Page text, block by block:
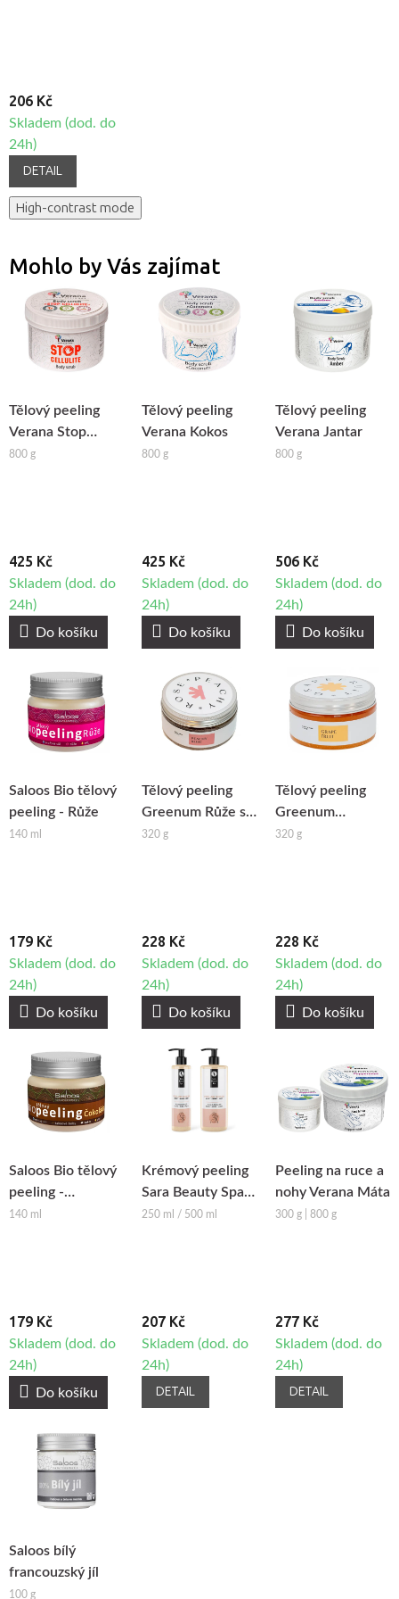
206 Kč
Skladem (dod. do
24h)
DETAIL
High-contrast mode
Mohlo by Vás zajímat
Tělový peeling
Verana Stop
Celulitidě
800 g
425 Kč
Skladem (dod. do
24h)
Do košíku
Tělový peeling
Verana Kokos
800 g
425 Kč
Skladem (dod. do
24h)
Do košíku
Tělový peeling
Verana Jantar
800 g
506 Kč
Skladem (dod. do
24h)
Do košíku
Saloos Bio tělový
peeling - Růže
140 ml
179 Kč
Skladem (dod. do
24h)
Do košíku
Tělový peeling
Greenum Růže se
solí a aloe vera
320 g
228 Kč
Skladem (dod. do
24h)
Do košíku
Tělový peeling
Greenum
Grapefruit se solí
320 g
228 Kč
Skladem (dod. do
24h)
Do košíku
Saloos Bio tělový
peeling -
Čokoláda
140 ml
179 Kč
Skladem (dod. do
24h)
Do košíku
Krémový peeling
Sara Beauty Spa -
Scrub
250 ml / 500 ml
207 Kč
Skladem (dod. do
24h)
DETAIL
Peeling na ruce a
nohy Verana Máta
300 g | 800 g
277 Kč
Skladem (dod. do
24h)
DETAIL
Saloos bílý
francouzský jíl
100 g